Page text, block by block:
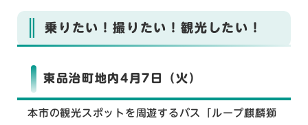
乗りたい！撮りたい！観光したい！
東品治町地内4月7日（火）
本市の観光スポットを周遊するバス「ループ麒麟獅